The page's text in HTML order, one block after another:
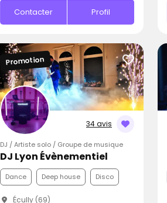
Contacter Profil
34 avis
Promotion
DJ / Artiste solo / Groupe de musique
DJ Lyon Évènementiel
Dance Deep house Disco
Écully (69)